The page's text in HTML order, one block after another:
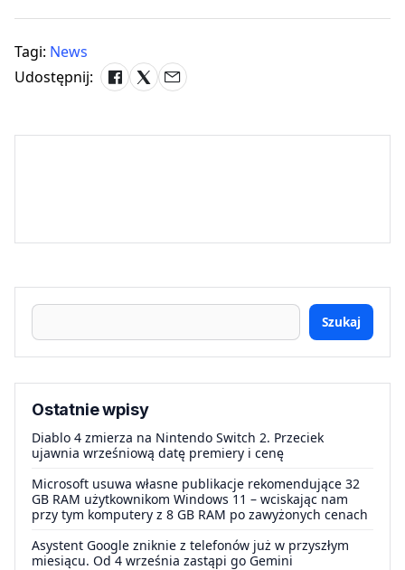
Tagi: News
Udostępnij:
Szukaj
Ostatnie wpisy
Diablo 4 zmierza na Nintendo Switch 2. Przeciek
ujawnia wrześniową datę premiery i cenę
Microsoft usuwa własne publikacje rekomendujące 32
GB RAM użytkownikom Windows 11 – wciskając nam
przy tym komputery z 8 GB RAM po zawyżonych cenach
Asystent Google zniknie z telefonów już w przyszłym
miesiącu. Od 4 września zastąpi go Gemini